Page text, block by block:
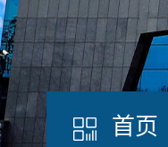
首页